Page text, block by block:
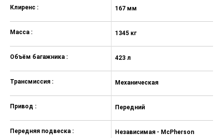
Клиренс :
Масса :
Объём багажника :
Трансмиссия :
Привод :
Передняя подвеска :
167 мм
1345 кг
423 л
Механическая
Передний
Независимая - McPherson